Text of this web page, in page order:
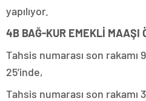
yapılıyor.
4B BAĞ-KUR EMEKLİ MAAŞI
Tahsis numarası son rakamı
25’inde,
Tahsis numarası son rakamı